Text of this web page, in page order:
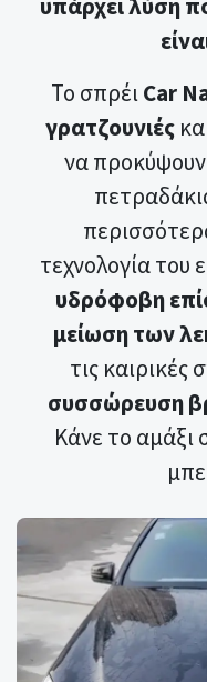
υπάρχει λύση
Το σπρέιCar
γρατζουνιές
να
τεχνολογία του
υδρόφοβη
μείωση των
τις
συσσώρευση
Κάνε το αμάξι